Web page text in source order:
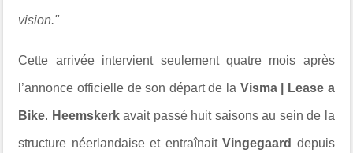
vision."
Cette arrivée intervient seulement quatre mois après
l’annonce officielle de son départ de la Visma | Lease a
Bike. Heemskerkavait passé huit saisons au sein de la
structure néerlandaise et entraînaitVingegaard depuis